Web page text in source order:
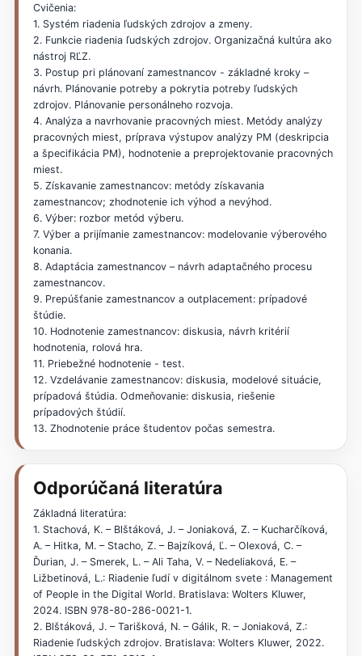
Cvičenia:
1. Systém riadenia ľudských zdrojov a zmeny.
2. Funkcie riadenia ľudských zdrojov. Organizačná kultúra ako
nástroj RĽZ.
3. Postup pri plánovaní zamestnancov - základné kroky –
návrh. Plánovanie potreby a pokrytia potreby ľudských
zdrojov. Plánovanie personálneho rozvoja.
4. Analýza a navrhovanie pracovných miest. Metódy analýzy
pracovných miest, príprava výstupov analýzy PM (deskripcia
a špecifikácia PM), hodnotenie a preprojektovanie pracovných
miest.
5. Získavanie zamestnancov: metódy získavania
zamestnancov; zhodnotenie ich výhod a nevýhod.
6. Výber: rozbor metód výberu.
7. Výber a prijímanie zamestnancov: modelovanie výberového
konania.
8. Adaptácia zamestnancov – návrh adaptačného procesu
zamestnancov.
9. Prepúšťanie zamestnancov a outplacement: prípadové
štúdie.
10. Hodnotenie zamestnancov: diskusia, návrh kritérií
hodnotenia, rolová hra.
11. Priebežné hodnotenie - test.
12. Vzdelávanie zamestnancov: diskusia, modelové situácie,
prípadová štúdia. Odmeňovanie: diskusia, riešenie
prípadových štúdií.
13. Zhodnotenie práce študentov počas semestra.
Odporúčaná literatúra
Základná literatúra:
1. Stachová, K. – Blštáková, J. – Joniaková, Z. – Kucharčíková,
A. – Hitka, M. – Stacho, Z. – Bajzíková, Ľ. – Olexová, C. –
Ďurian, J. – Smerek, L. – Ali Taha, V. – Nedeliaková, E. –
Ližbetinová, L.: Riadenie ľudí v digitálnom svete : Management
of People in the Digital World. Bratislava: Wolters Kluwer,
2024. ISBN 978-80-286-0021-1.
2. Blštáková, J. – Tarišková, N. – Gálik, R. – Joniaková, Z.:
Riadenie ľudských zdrojov. Bratislava: Wolters Kluwer, 2022.